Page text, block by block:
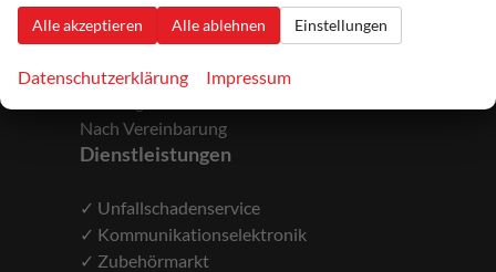
Montag bis Freitag:
Nach Vereinbarung
Nach Vereinbarung
Dienstleistungen
✓ Unfallschadenservice
✓ Kommunikationselektronik
✓ Zubehörmarkt
Alle akzeptieren Alle ablehnen Einstellungen
Datenschutzerklärung Impressum